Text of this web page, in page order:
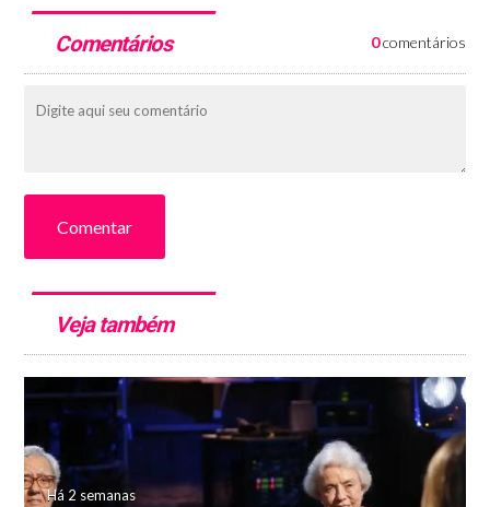
Comentários 0comentários
Comentar
Veja também
Há 2 semanas